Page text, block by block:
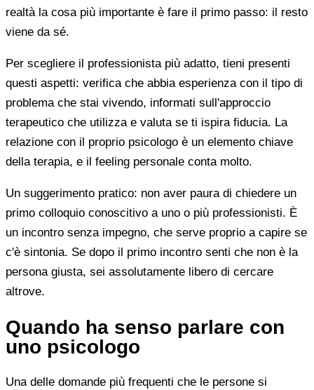
realtà la cosa più importante è fare il primo passo: il resto
viene da sé.
Per scegliere il professionista più adatto, tieni presenti
questi aspetti: verifica che abbia esperienza con il tipo di
problema che stai vivendo, informati sull'approccio
terapeutico che utilizza e valuta se ti ispira fiducia. La
relazione con il proprio psicologo è un elemento chiave
della terapia, e il feeling personale conta molto.
Un suggerimento pratico: non aver paura di chiedere un
primo colloquio conoscitivo a uno o più professionisti. È
un incontro senza impegno, che serve proprio a capire se
c'è sintonia. Se dopo il primo incontro senti che non è la
persona giusta, sei assolutamente libero di cercare
altrove.
Quando ha senso parlare con
uno psicologo
Una delle domande più frequenti che le persone si